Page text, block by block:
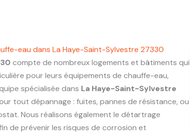
eau dans La Haye-Saint-Sylvestre 27330
compte de nombreux logements et bâtiments qui
pour leurs équipements de chauffe-eau,
spécialisée dans La Haye-Saint-Sylvestre
tout dépannage : fuites, pannes de résistance, ou
Nous réalisons également le détartrage
de prévenir les risques de corrosion et